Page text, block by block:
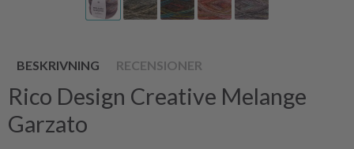
BESKRIVNING RECENSIONER
Rico Design Creative Melange
Garzato